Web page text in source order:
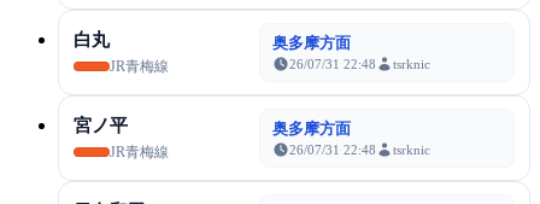
白丸
JR青梅線
奥多摩方面
26/07/31 22:48 tsrknic
宮ノ平
JR青梅線
奥多摩方面
26/07/31 22:48 tsrknic